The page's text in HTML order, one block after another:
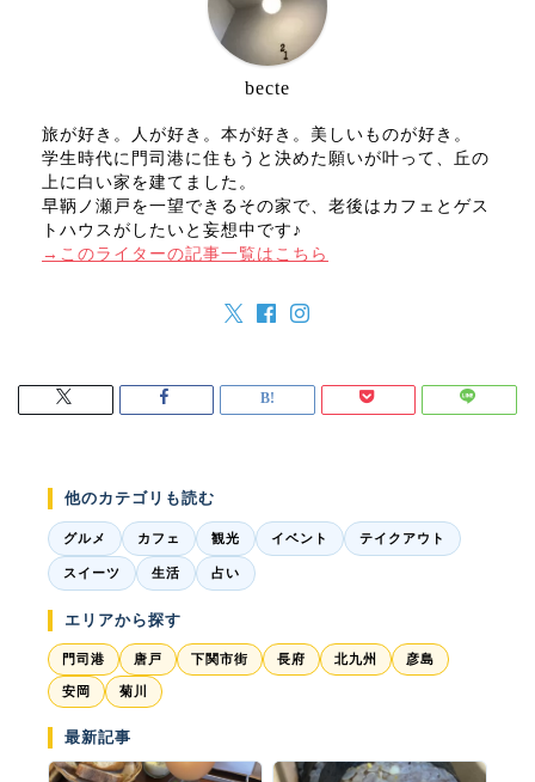
becte
旅が好き。人が好き。本が好き。美しいものが好き。
学生時代に門司港に住もうと決めた願いが叶って、丘の
上に白い家を建てました。
早鞆ノ瀬戸を一望できるその家で、老後はカフェとゲス
トハウスがしたいと妄想中です♪
→このライターの記事一覧はこちら
他のカテゴリも読む
グルメ カフェ 観光 イベント テイクアウト
スイーツ 生活 占い
エリアから探す
門司港 唐戸 下関市街 長府 北九州 彦島
安岡 菊川
最新記事